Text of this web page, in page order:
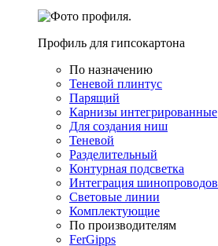
Профиль для гипсокартона
По назначению
Теневой плинтус
Парящий
Карнизы интегрированные
Для создания ниш
Теневой
Разделительный
Контурная подсветка
Интеграция шинопроводов
Световые линии
Комплектующие
По производителям
FerGipps